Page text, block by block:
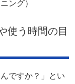
ング）
使う時間の目
ですか？」とい